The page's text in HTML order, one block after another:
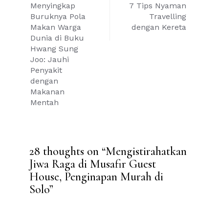
navigation
Menyingkap
Buruknya Pola
Makan Warga
Dunia di Buku
Hwang Sung
Joo: Jauhi
Penyakit
dengan
Makanan
Mentah
7 Tips Nyaman
Travelling
dengan Kereta
28 thoughts on “Mengistirahatkan
Jiwa Raga di Musafir Guest
House, Penginapan Murah di
Solo”